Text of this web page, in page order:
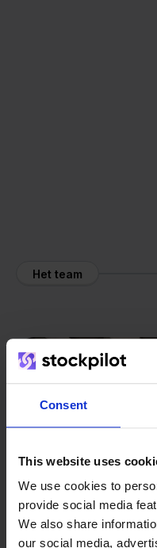
Consent
This website uses
We use cookies to
provide social media
We also share
our social media,
Het team